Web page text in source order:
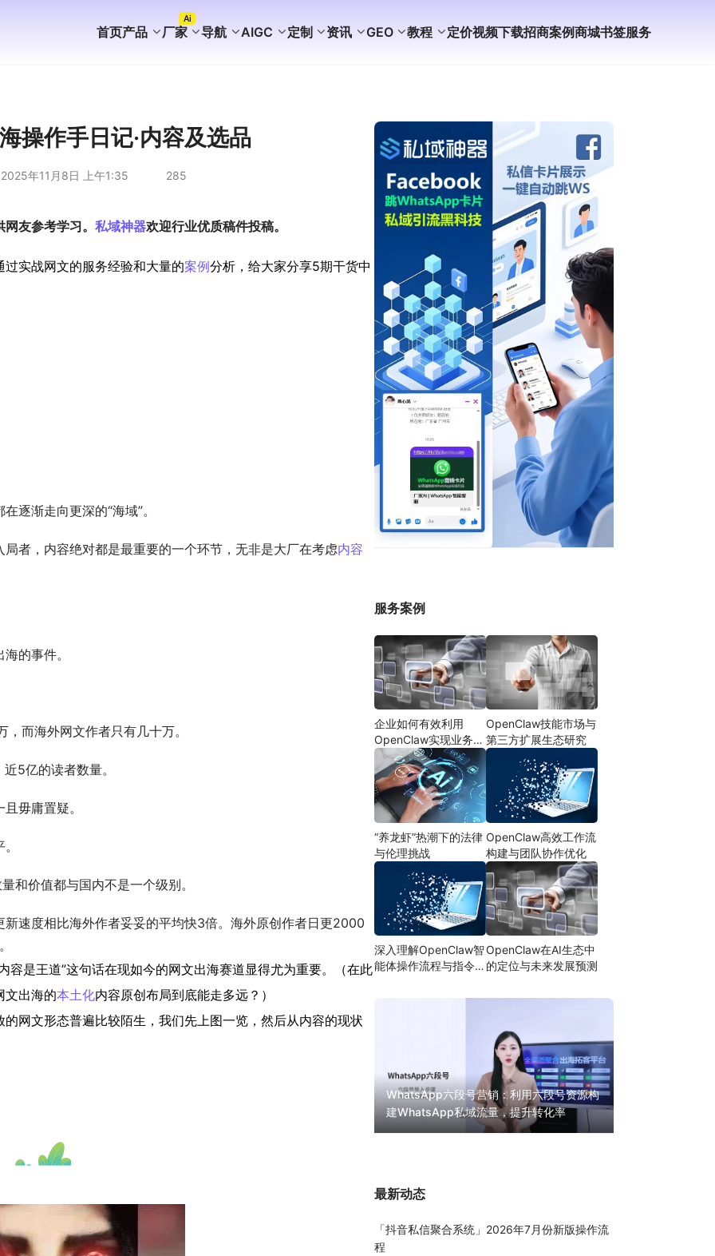
首页产品 厂家
Ai
导航 AIGC 定制 资讯 GEO 教程 定价视频下载招商案例商城书签服务
操作手日记·内容及选品
年11月8日 上午1:35 285
友参考学习。 私域神器欢迎行业优质稿件投稿。
实战网文的服务经验和大量的案例分析，给大家分享5期干货中
逐渐走向更深的“海域”。
者，内容绝对都是最重要的一个环节，无非是大厂在考虑内容
的事件。
而海外网文作者只有几十万。
5亿的读者数量。
毋庸置疑。
和价值都与国内不是一个级别。
新速度相比海外作者妥妥的平均快3倍。海外原创作者日更2000
容是王道”这句话在现如今的网文出海赛道显得尤为重要。（在此
文出海的本土化内容原创布局到底能走多远？）
网文形态普遍比较陌生，我们先上图一览，然后从内容的现状
服务案例
企业如何有效利用
OpenClaw实现业务自
动化
OpenClaw技能市场与
第三方扩展生态研究
“养龙虾”热潮下的法律
与伦理挑战
OpenClaw高效工作流
构建与团队协作优化
深入理解OpenClaw智
能体操作流程与指令设
OpenClaw在AI生态中
的定位与未来发展预测
WhatsApp六段号营销：利用六段号资源构
建WhatsApp私域流量，提升转化率
最新动态
「抖音私信聚合系统」2026年7月份新版操作流
程